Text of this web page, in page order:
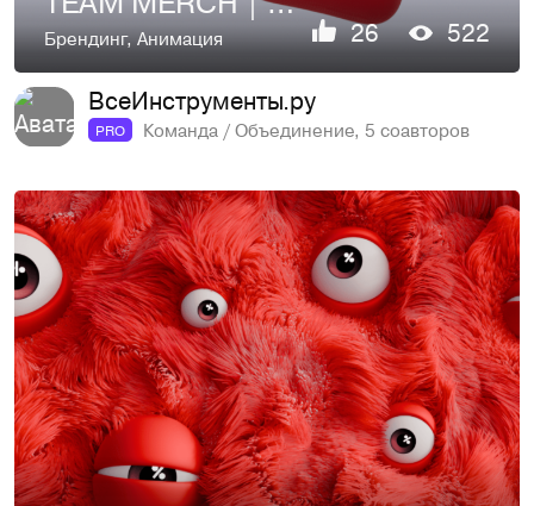
Брендинг,Анимация 26
522
ВсеИнструменты.ру
PRO Команда / Объединение, 5 соавторов